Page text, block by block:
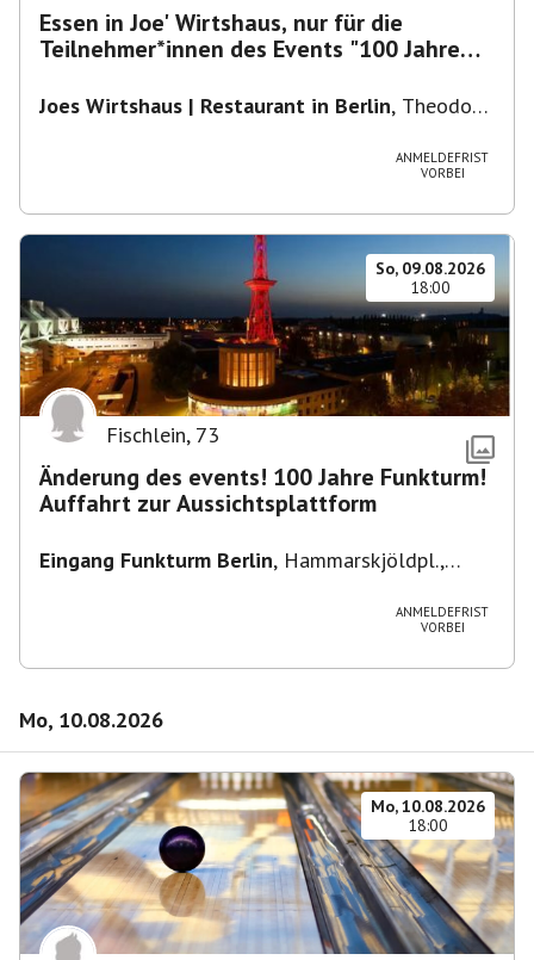
Essen in Joe' Wirtshaus, nur für die
Teilnehmer*innen des Events "100 Jahre
Joes Wirtshaus | Restaurant in Berlin, Theodor-
ANMELDEFRIST
VORBEI
So, 09.08.2026
18:00
Fischlein, 73
Änderung des events! 100 Jahre Funkturm!
Auffahrt zur Aussichtsplattform
Eingang Funkturm Berlin, Hammarskjöldpl.,
ANMELDEFRIST
VORBEI
Mo, 10.08.2026
Mo, 10.08.2026
18:00